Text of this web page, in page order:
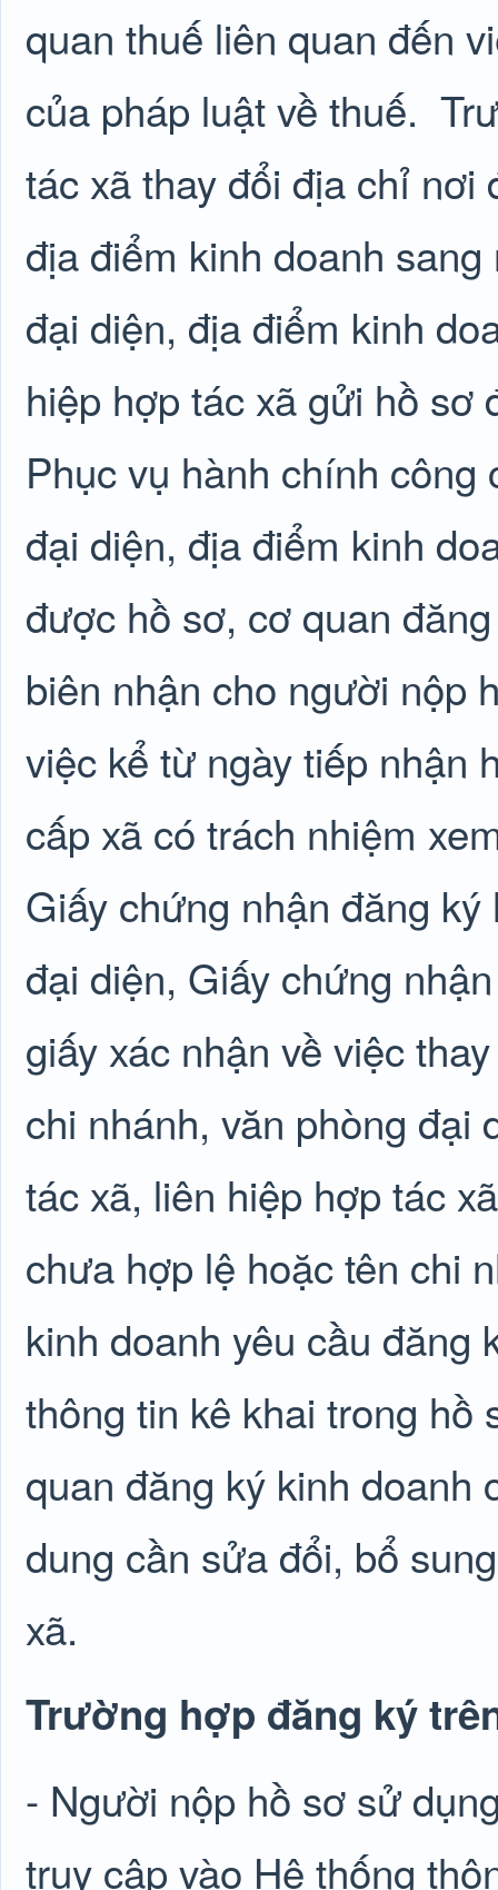
quan thuế liên quan đến
của pháp luật về thuế.
tác xã thay đổi địa chỉ nơi
địa điểm kinh doanh
đại diện, địa điểm kinh
hiệp hợp tác xã gửi hồ sơ
Phục vụ hành chính
đại diện, địa điểm kinh
được hồ sơ, cơ quan
biên nhận cho người nộp
việc kể từ ngày tiếp nhận
cấp xã có trách nhiệm
Giấy chứng nhận đăng
đại diện, Giấy chứng
giấy xác nhận về việc
chi nhánh, văn phòng đại
tác xã, liên hiệp hợp tác
chưa hợp lệ hoặc tên chi
kinh doanh yêu cầu đăng
thông tin kê khai trong hồ
quan đăng ký kinh doanh
dung cần sửa đổi, bổ
xã.
Trường hợp đăng ký
- Người nộp hồ sơ sử
truy cập vào Hệ thống